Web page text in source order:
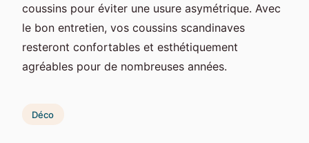
coussins pour éviter une usure asymétrique. Avec
le bon entretien, vos coussins scandinaves
resteront confortables et esthétiquement
agréables pour de nombreuses années.
Déco